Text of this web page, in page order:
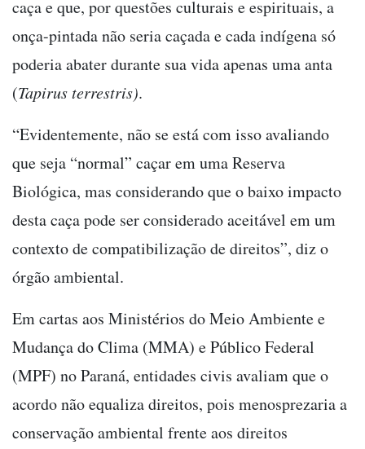
caça e que, por questões culturais e espirituais, a
onça-pintada não seria caçada e cada indígena só
poderia abater durante sua vida apenas uma anta
(Tapirus terrestris).
“Evidentemente, não se está com isso avaliando
que seja “normal” caçar em uma Reserva
Biológica, mas considerando que o baixo impacto
desta caça pode ser considerado aceitável em um
contexto de compatibilização de direitos”, diz o
órgão ambiental.
Em cartas aos Ministérios do Meio Ambiente e
Mudança do Clima (MMA) e Público Federal
(MPF) no Paraná, entidades civis avaliam que o
acordo não equaliza direitos, pois menosprezaria a
conservação ambiental frente aos direitos